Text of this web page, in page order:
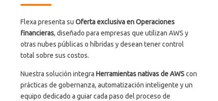
Flexa presenta suOferta exclusiva enOperaciones
financieras, diseñado para empresas que utilizan AWS y
otras nubes públicas o híbridas y desean tener control
total sobre sus costos.
Nuestra solución integra Herramientas nativas de AWScon
prácticas de gobernanza, automatización inteligente y un
equipo dedicado a guiar cada paso del proceso de